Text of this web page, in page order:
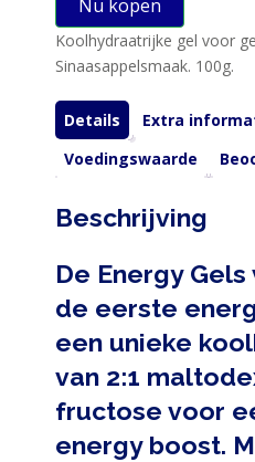
Nu kopen
Koolhydraatrijke gel voor
Sinaasappelsmaak. 100g.
Details Extra
Voedingswaarde
Beschrijving
De Energy
de eerste
een unieke
van 2:1
fructose voor
energy boost.
HOME
SPORTVOEDING
EIWITTEN
HERSTEL
SPORT